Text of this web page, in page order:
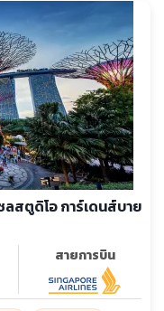
ลสตูดิโอ การ์เดนส์บาย
สายการบิน